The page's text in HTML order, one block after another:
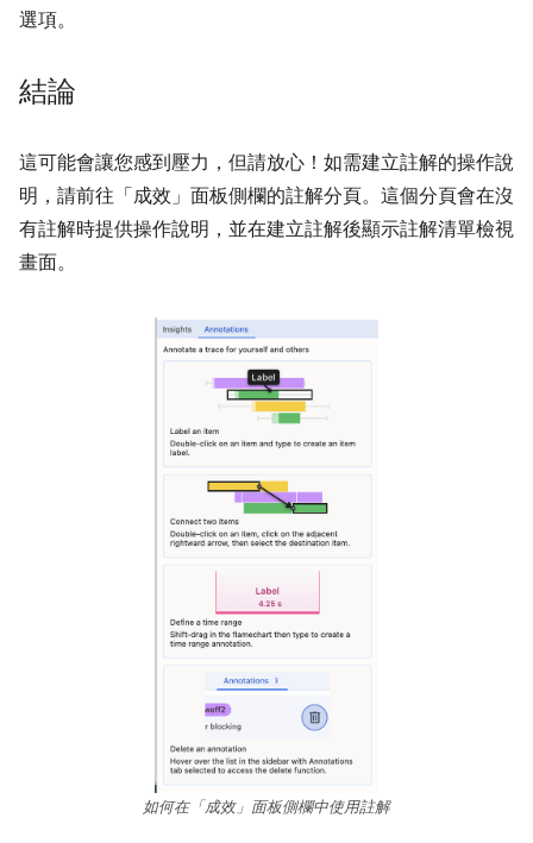
選項。
結論
這可能會讓您感到壓力，但請放心！如需建立註解的操作說
明，請前往「成效」 面板側欄的註解分頁。這個分頁會在沒
有註解時提供操作說明，並在建立註解後顯示註解清單檢視
畫面。
如何在「成效」面板側欄中使用註解